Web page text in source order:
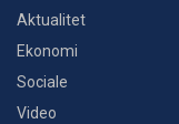
Aktualitet
Ekonomi
Sociale
Video